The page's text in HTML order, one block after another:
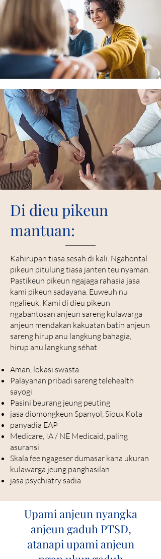
Di dieu pikeun
mantuan:
Kahirupan tiasa sesah di kali. Ngahontal
pikeun pitulung tiasa janten teu nyaman.
Pastikeun pikeun ngajaga rahasia jasa
kami pikeun sadayana. Euweuh nu
ngalieuk. Kami di dieu pikeun
ngabantosan anjeun sareng kulawarga
anjeun mendakan kakuatan batin anjeun
sareng hirup anu langkung bahagia,
hirup anu langkung séhat.
Aman, lokasi swasta
Palayanan pribadi sareng telehealth
sayogi
Pasini beurang jeung peuting
jasa diomongkeun Spanyol, Sioux Kota
panyadia EAP
Medicare, IA / NE Medicaid, paling
asuransi
Skala fee ngageser dumasar kana ukuran
kulawarga jeung panghasilan
jasa psychiatry sadia
Upami anjeun nyangka
anjeun gaduh PTSD,
atanapi upami anjeun